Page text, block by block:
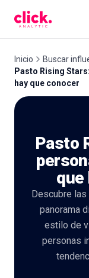
gratuitas
Inicio Buscar
Pasto Rising
hay que conocer
Pasto
que
Descubre
panorama
estilo de
personas